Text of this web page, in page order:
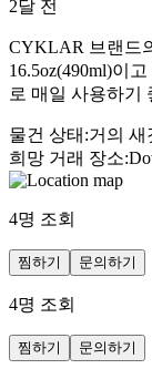
2달 전
CYKLAR 브랜드
16.5oz(490ml)이
로 매일 사용하기
물건 상태 :거의 새
희망 거래 장소:
4명 조회
찜하기 문의하기
4명 조회
찜하기 문의하기